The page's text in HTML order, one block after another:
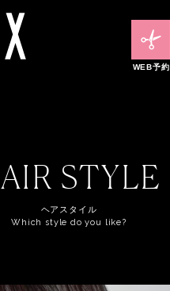
WEB予約
STYLE
ヘアスタイル
Which style do you like?